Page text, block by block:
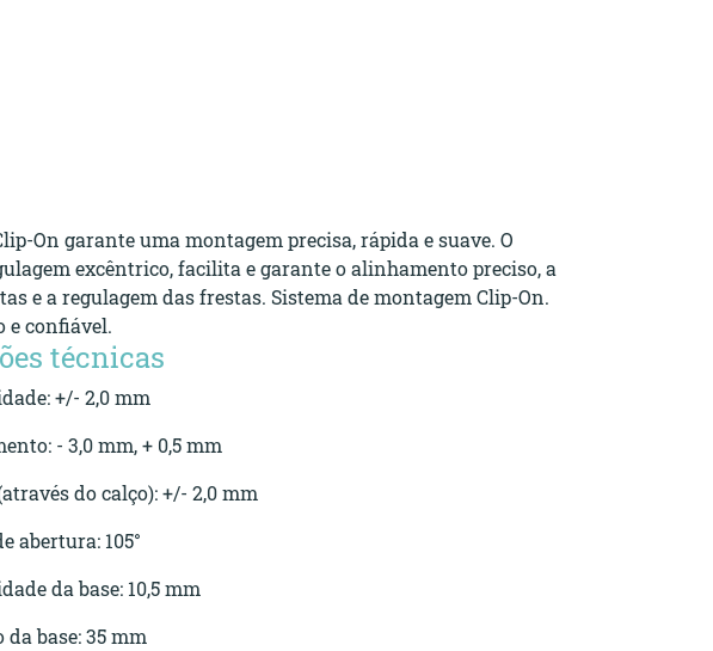
On garante uma montagem precisa, rápida e suave. O
excêntrico, facilita e garante o alinhamento preciso, a
e a regulagem das frestas. Sistema de montagem Clip-On.
e confiável.
técnicas
+/- 2,0 mm
- 3,0 mm, + 0,5 mm
do calço): +/- 2,0 mm
abertura: 105°
da base: 10,5 mm
base: 35 mm